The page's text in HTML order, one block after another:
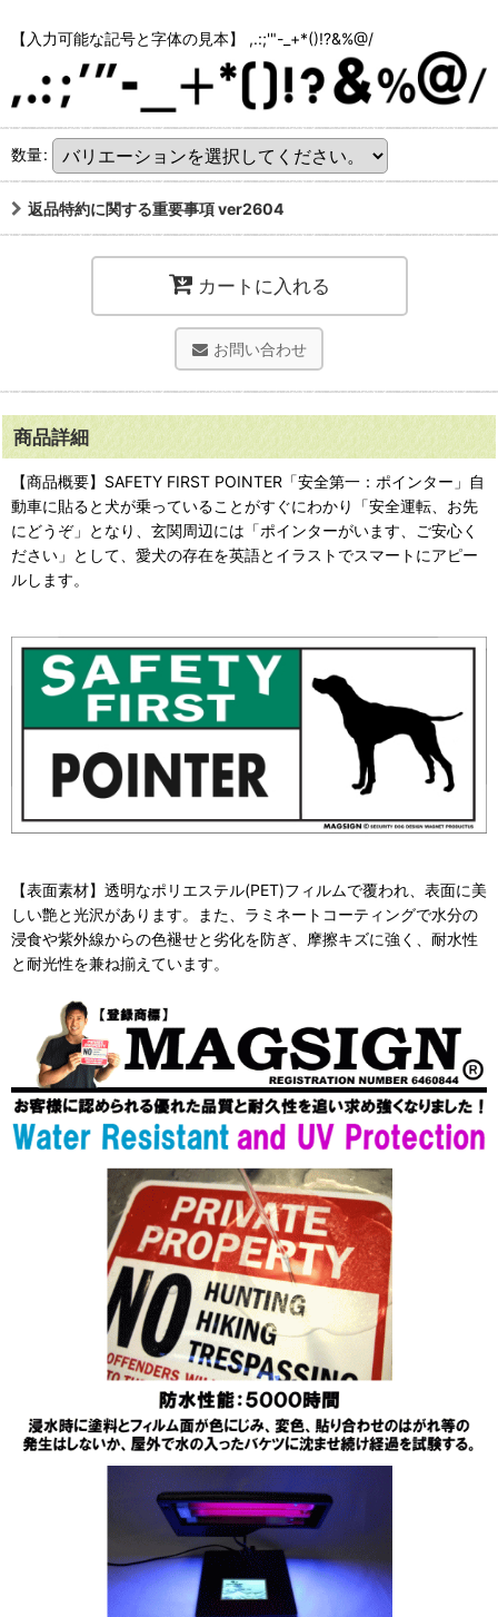
【入力可能な記号と字体の見本】 ,.:;'"-_+*()!?&%@/
数量:
返品特約に関する重要事項 ver2604
カートに入れる
お問い合わせ
商品詳細
【商品概要】SAFETY FIRST POINTER「安全第一：ポインター」自
動車に貼ると犬が乗っていることがすぐにわかり「安全運転、お先
にどうぞ」となり、玄関周辺には「ポインターがいます、ご安心く
ださい」として、愛犬の存在を英語とイラストでスマートにアピー
ルします。
【表面素材】透明なポリエステル(PET)フィルムで覆われ、表面に美
しい艶と光沢があります。また、ラミネートコーティングで水分の
浸食や紫外線からの色褪せと劣化を防ぎ、摩擦キズに強く、耐水性
と耐光性を兼ね揃えています。